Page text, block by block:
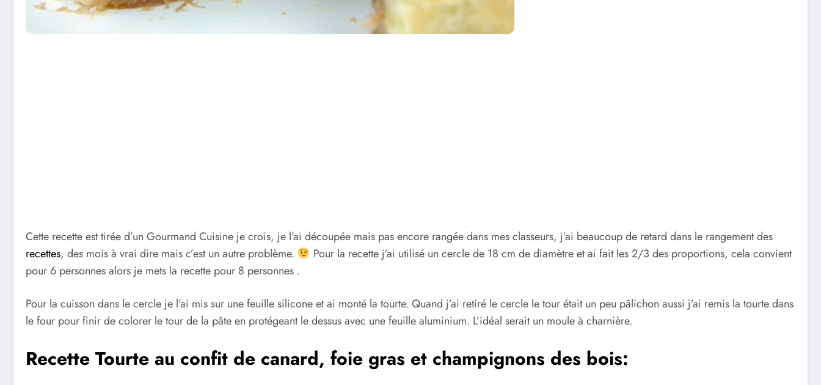
Cette recette est tirée d’un Gourmand Cuisine je crois, je l’ai découpée mais pas encore rangée dans mes classeurs, j’ai beaucoup de retard dans le rangement des
recettes, des mois à vrai dire mais c’est un autre problème.
Pour la recette j’ai utilisé un cercle de 18 cm de diamètre et ai fait les 2/3 des proportions, cela convient
pour 6 personnes alors je mets la recette pour 8 personnes .
Pour la cuisson dans le cercle je l’ai mis sur une feuille silicone et ai monté la tourte. Quand j’ai retiré le cercle le tour était un peu pâlichon aussi j’ai remis la tourte dans
le four pour finir de colorer le tour de la pâte en protégeant le dessus avec une feuille aluminium. L’idéal serait un moule à charnière.
Recette Tourte au confit de canard, foie gras et champignons des bois: